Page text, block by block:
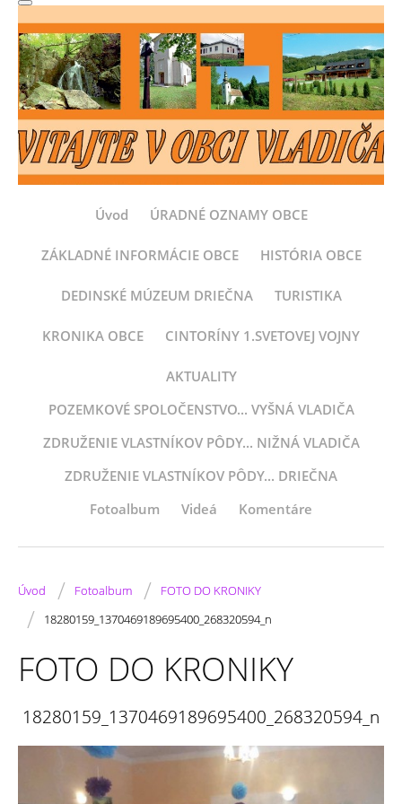
Úvod ÚRADNÉ OZNAMY OBCE
ZÁKLADNÉ INFORMÁCIE OBCE HISTÓRIA OBCE
DEDINSKÉ MÚZEUM DRIEČNA TURISTIKA
KRONIKA OBCE CINTORÍNY 1.SVETOVEJ VOJNY
AKTUALITY
POZEMKOVÉ SPOLOČENSTVO... VYŠNÁ VLADIČA
ZDRUŽENIE VLASTNÍKOV PÔDY... NIŽNÁ VLADIČA
ZDRUŽENIE VLASTNÍKOV PÔDY... DRIEČNA
Fotoalbum
Videá Komentáre
Úvod / Fotoalbum / FOTO DO KRONIKY
/ 18280159_1370469189695400_268320594_n
FOTO DO KRONIKY
18280159_1370469189695400_268320594_n